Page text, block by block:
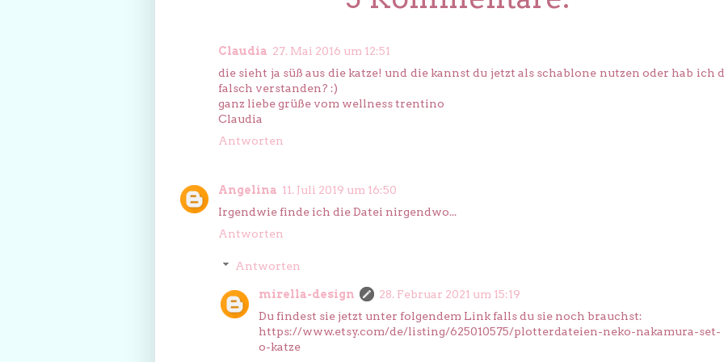
Claudia 27. Mai 2016 um 12:51
die sieht ja süß aus die katze! und die kannst du jetzt als schablone nutzen oder hab ich
falsch verstanden? :)
ganz liebe grüße vom wellness trentino
Claudia
Antworten
Angelina 11. Juli 2019 um 16:50
Irgendwie finde ich die Datei nirgendwo...
Antworten
Antworten
mirella-design
28. Februar 2021 um 15:19
Du findest sie jetzt unter folgendem Link falls du sie noch brauchst:
https://www.etsy.com/de/listing/625010575/plotterdateien-neko-nakamura-set-
o-katze